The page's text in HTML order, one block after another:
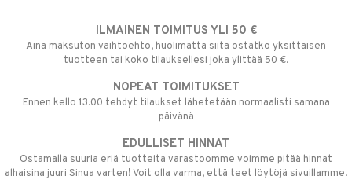
ILMAINEN TOIMITUS YLI 50 €
Aina maksuton vaihtoehto, huolimatta siitä ostatko yksittäisen
tuotteen tai koko tilauksellesi joka ylittää 50 €.
NOPEAT TOIMITUKSET
Ennen kello 13.00 tehdyt tilaukset lähetetään normaalisti samana
päivänä
EDULLISET HINNAT
Ostamalla suuria eriä tuotteita varastoomme voimme pitää hinnat
alhaisina juuri Sinua varten! Voit olla varma, että teet löytöjä sivuillamme.